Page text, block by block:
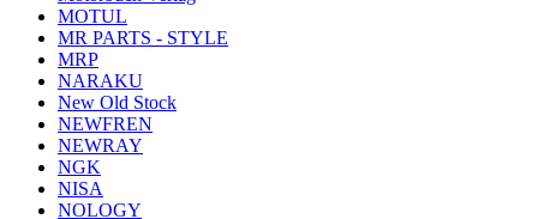
MOTUL
MR PARTS - STYLE
MRP
NARAKU
New Old Stock
NEWFREN
NEWRAY
NGK
NISA
NOLOGY